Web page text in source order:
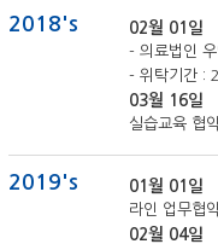
2018's 02월 01일
- 의료법인
- 위탁기간 :
03월 16일
실습교육 협
2019's 01월 01일
라인 업무협
02월 04일